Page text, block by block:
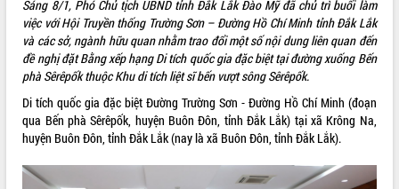
UBND CÁC XÃ, PHƯỜNG
THÔNG TIN CHỈ ĐẠO ĐIỀU HÀNH
HỆ THỐNG VĂN BẢN
VĂN BẢN HĐND TỈNH
ĐIỂM TIN VĂN BẢN
Sáng 8/1, Phó Chủ tịch UBND tỉnh Đắk Lắk Đào Mỹ đã chủ trì buổi làm
việc với Hội Truyền thống Trường Sơn – Đường Hồ Chí Minh tỉnh Đắk Lắk
và các sở, ngành hữu quan nhằm trao đổi một số nội dung liên quan đến
đề nghị đặt Bằng xếp hạng Di tích quốc gia đặc biệt tại đường xuống Bến
phà Sêrêpốk thuộc Khu di tích liệt sĩ bến vượt sông Sêrêpốk.
Di tích quốc gia đặc biệt Đường Trường Sơn - Đường Hồ Chí Minh (đoạn
qua Bến phà Sêrêpốk, huyện Buôn Đôn, tỉnh Đắk Lắk) tại xã Krông Na,
huyện Buôn Đôn, tỉnh Đắk Lắk (nay là xã Buôn Đôn, tỉnh Đắk Lắk).